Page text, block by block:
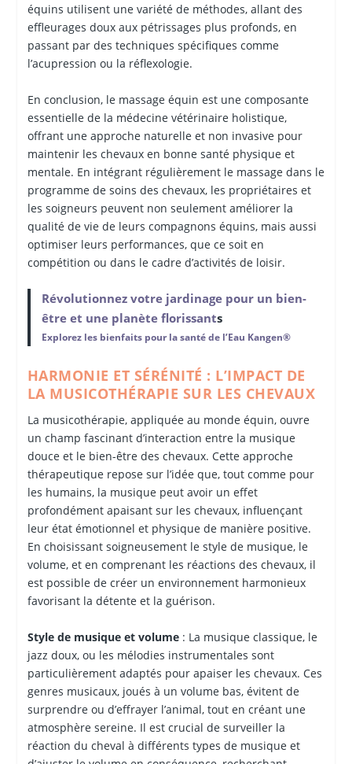
équins utilisent une variété de méthodes, allant des
effleurages doux aux pétrissages plus profonds, en
passant par des techniques spécifiques comme
l’acupression ou la réflexologie.
En conclusion, le massage équin est une composante
essentielle de la médecine vétérinaire holistique,
offrant une approche naturelle et non invasive pour
maintenir les chevaux en bonne santé physique et
mentale. En intégrant régulièrement le massage dans le
programme de soins des chevaux, les propriétaires et
les soigneurs peuvent non seulement améliorer la
qualité de vie de leurs compagnons équins, mais aussi
optimiser leurs performances, que ce soit en
compétition ou dans le cadre d’activités de loisir.
Révolutionnez votre jardinage pour un bien-
être et une planète florissants
Explorez les bienfaits pour la santé de l’Eau Kangen®
HARMONIE ET SÉRÉNITÉ : L’IMPACT DE
LA MUSICOTHÉRAPIE SUR LES CHEVAUX
La musicothérapie, appliquée au monde équin, ouvre
un champ fascinant d’interaction entre la musique
douce et le bien-être des chevaux. Cette approche
thérapeutique repose sur l’idée que, tout comme pour
les humains, la musique peut avoir un effet
profondément apaisant sur les chevaux, influençant
leur état émotionnel et physique de manière positive.
En choisissant soigneusement le style de musique, le
volume, et en comprenant les réactions des chevaux, il
est possible de créer un environnement harmonieux
favorisant la détente et la guérison.
Style de musique et volume: La musique classique, le
jazz doux, ou les mélodies instrumentales sont
particulièrement adaptés pour apaiser les chevaux. Ces
genres musicaux, joués à un volume bas, évitent de
surprendre ou d’effrayer l’animal, tout en créant une
atmosphère sereine. Il est crucial de surveiller la
réaction du cheval à différents types de musique et